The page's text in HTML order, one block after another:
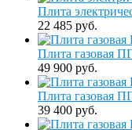
Плита
22 485 руб.
Плита газовая
49 900 руб.
Плита газовая
39 400 руб.